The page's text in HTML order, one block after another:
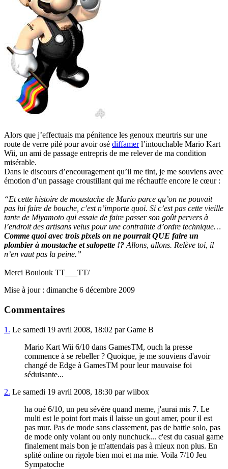
Alors que j’effectuais ma pénitence les genoux meurtris sur une
route de verre pilé pour avoir osé diffamerl’intouchable Mario Kart
Wii, un ami de passage entrepris de me relever de ma condition
misérable.
Dans le discours d’encouragement qu’il me tint, je me souviens avec
émotion d’un passage croustillant qui me réchauffe encore le cœur :
“Et cette histoire de moustache de Mario parce qu’on ne pouvait
pas lui faire de bouche, c’est n’importe quoi. Si c’est pas cette vieille
tante de Miyamoto qui essaie de faire passer son goût pervers à
l’endroit des artisans velus pour une contrainte d’ordre technique…
Comme quoi avec trois pixels on ne pourrait QUE faire un
plombier à moustache et salopette !? Allons, allons. Relève toi, il
n’en vaut pas la peine.”
Merci Boulouk TT___TT/
Mise à jour : dimanche 6 décembre 2009
Commentaires
1. Le samedi 19 avril 2008, 18:02 par Game B
Mario Kart Wii 6/10 dans GamesTM, ouch la presse
commence à se rebeller ? Quoique, je me souviens d'avoir
changé de Edge à GamesTM pour leur mauvaise foi
séduisante...
2. Le samedi 19 avril 2008, 18:30 par wiibox
ha oué 6/10, un peu sévére quand meme, j'aurai mis 7. Le
multi est le point fort mais il laisse un gout amer, pour il est
pas mur. Pas de mode sans classement, pas de battle solo, pas
de mode only volant ou only nunchuck... c'est du casual game
finalement mais bon je m'attendais pas à mieux non plus. En
splité online on rigole bien moi et ma mie. Voila 7/10 Jeu
Sympatoche